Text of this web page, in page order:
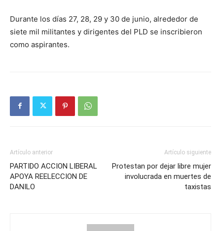
Durante los días 27, 28, 29 y 30 de junio, alrededor de
siete mil militantes y dirigentes del PLD se inscribieron
como aspirantes.
Artículo anterior
PARTIDO ACCION LIBERAL
APOYA REELECCION DE
DANILO
Artículo siguiente
Protestan por dejar libre mujer
involucrada en muertes de
taxistas